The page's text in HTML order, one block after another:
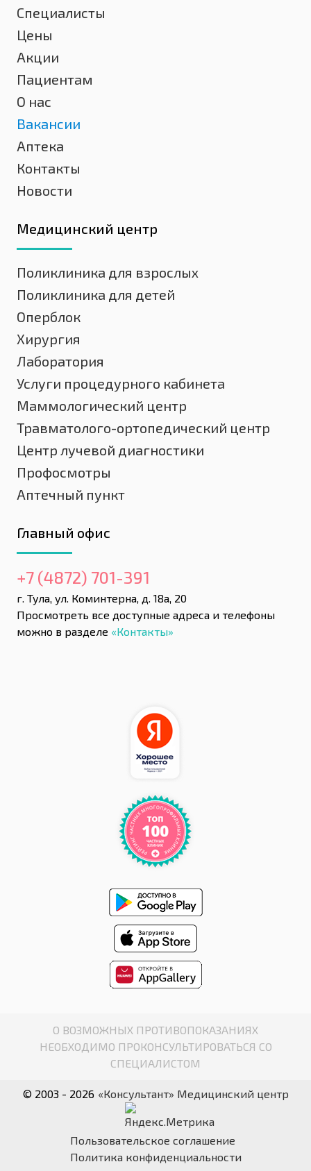
Специалисты
Цены
Акции
Пациентам
О нас
Вакансии
Аптека
Контакты
Новости
Медицинский центр
Поликлиника для взрослых
Поликлиника для детей
Оперблок
Хирургия
Лаборатория
Услуги процедурного кабинета
Маммологический центр
Травматолого-ортопедический центр
Центр лучевой диагностики
Профосмотры
Аптечный пункт
Главный офис
+7 (4872) 701-391
г. Тула, ул. Коминтерна, д. 18а, 20
Просмотреть все доступные адреса и телефоны
можно в разделе «Контакты»
О ВОЗМОЖНЫХ ПРОТИВОПОКАЗАНИЯХ
НЕОБХОДИМО ПРОКОНСУЛЬТИРОВАТЬСЯ СО
СПЕЦИАЛИСТОМ
© 2003 - 2026 «Консультант» Медицинский центр
Пользовательское соглашение
Политика конфиденциальности